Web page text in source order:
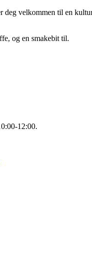
deg velkommen til en
og en smakebit til.
12:00.